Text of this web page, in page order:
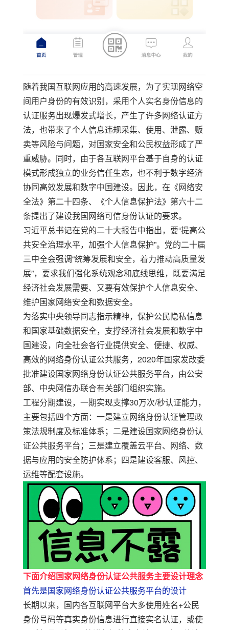
随着我国互联网应用的高速发展，为了实现网络空
间用户身份的有效识别，采用个人实名身份信息的
认证服务出现爆发式增长，产生了许多网络认证方
法，也带来了个人信息违规采集、使用、泄露、贩
卖等风险与问题，对国家安全和公民权益形成了严
重威胁。同时，由于各互联网平台基于自身的认证
模式形成独立的业务信任生态，也不利于数字经济
协同高效发展和数字中国建设。因此，在《网络安
全法》第二十四条、《个人信息保护法》第六十二
条提出了建设我国网络可信身份认证的要求。
习近平总书记在党的二十大报告中指出，要“提高公
共安全治理水平，加强个人信息保护”。党的二十届
三中全会强调“统筹发展和安全，着力推动高质量发
展”，要求我们强化系统观念和底线思维，既要满足
经济社会发展需要、又要有效保护个人信息安全、
维护国家网络安全和数据安全。
为落实中央领导同志指示精神，保护公民隐私信息
和国家基础数据安全，支撑经济社会发展和数字中
国建设，向全社会各行业提供安全、便捷、权威、
高效的网络身份认证公共服务， 2020年国家发改委
批准建设国家网络身份认证公共服务平台，由公安
部、中央网信办联合有关部门组织实施。
工程分期建设，一期实现支撑30万次/秒认证能力，
主要包括四个方面：一是建立网络身份认证管理政
策法规制度及标准体系；二是建设国家网络身份认
证公共服务平台；三是建立覆盖云平台、网络、数
据与应用的安全防护体系；四是建设客服、风控、
运维等配套设施。
下面介绍国家网络身份认证公共服务主要设计理念
首先是国家网络身份认证公共服务平台的设计
长期以来，国内各互联网平台大多使用姓名+公民
身份号码等真实身份信息进行直接实名认证，或使